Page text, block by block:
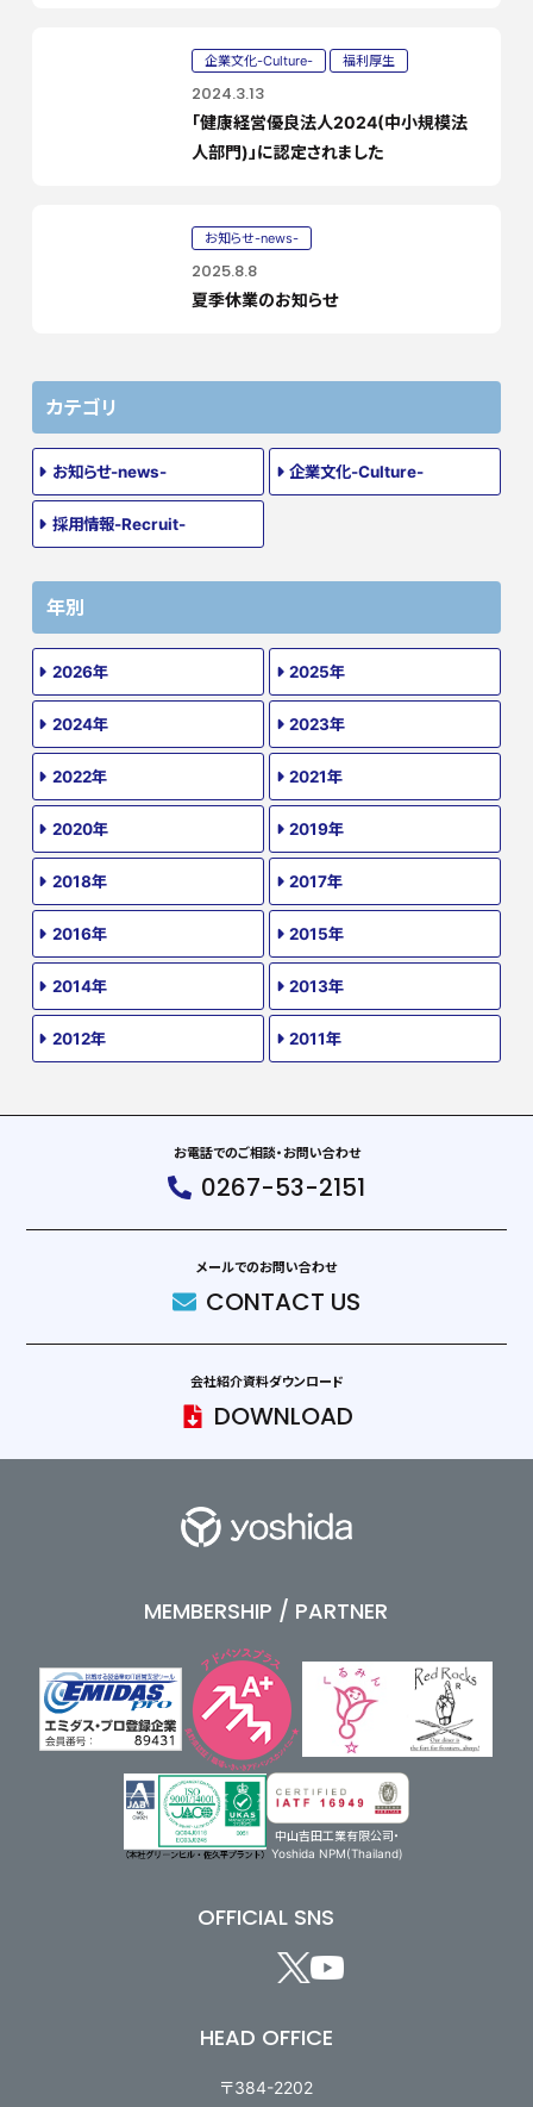
企業文化-Culture- 福利厚生
2024.3.13
「健康経営優良法人2024(中小規模法
人部門)」に認定されました
お知らせ-news-
2025.8.8
夏季休業のお知らせ
カテゴリ
お知らせ-news- 企業文化-Culture-
採用情報-Recruit-
年別
2026年 2025年
2024年 2023年
2022年 2021年
2020年 2019年
2018年 2017年
2016年 2015年
2014年 2013年
2012年 2011年
お電話でのご相談・お問い合わせ
0267-53-2151
メールでのお問い合わせ
CONTACT US
会社紹介資料ダウンロード
DOWNLOAD
MEMBERSHIP / PARTNER
中山吉田工業有限公司・
Yoshida NPM(Thailand)
OFFICIAL SNS
HEAD OFFICE
〒384-2202